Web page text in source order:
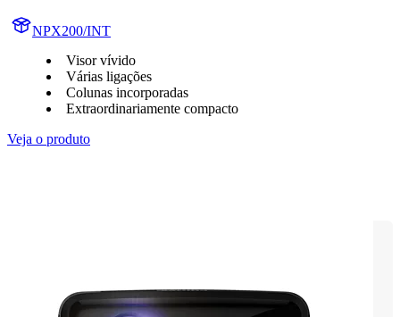
NPX200/INT
Visor vívido
Várias ligações
Colunas incorporadas
Extraordinariamente compacto
Veja o produto